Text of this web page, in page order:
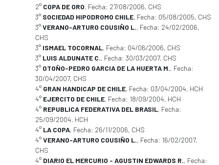
2° COPA DE ORO, Fecha: 27/08/2006, CHS
3° SOCIEDAD HIPODROMO CHILE, Fecha: 05/08/2005, CHS
3°VERANO-ARTURO COUSIÑO L., Fecha: 24/02/2006,
CHS
3° ISMAEL TOCORNAL, Fecha: 04/06/2006, CHS
3° LUIS ALDUNATE C., Fecha: 30/03/2007, CHS
3° OTOÑO-PEDRO GARCIA DE LA HUERTA M., Fecha:
30/04/2007, CHS
4° GRAN HANDICAP DE CHILE, Fecha: 03/04/2004, HCH
4° EJERCITO DE CHILE, Fecha: 18/09/2004, HCH
4° REPUBLICA FEDERATIVA DEL BRASIL, Fecha:
25/09/2004, HCH
4° LA COPA, Fecha: 26/11/2006, CHS
4°VERANO-ARTURO COUSIÑO L., Fecha: 16/02/2007,
CHS
4° DIARIO EL MERCURIO - AGUSTIN EDWARDS R., Fecha: